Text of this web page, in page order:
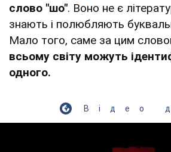
слово "шо". Воно не є
знають і полюбляють
Мало того, саме за цим
всьому світу можуть
одного.
Відео